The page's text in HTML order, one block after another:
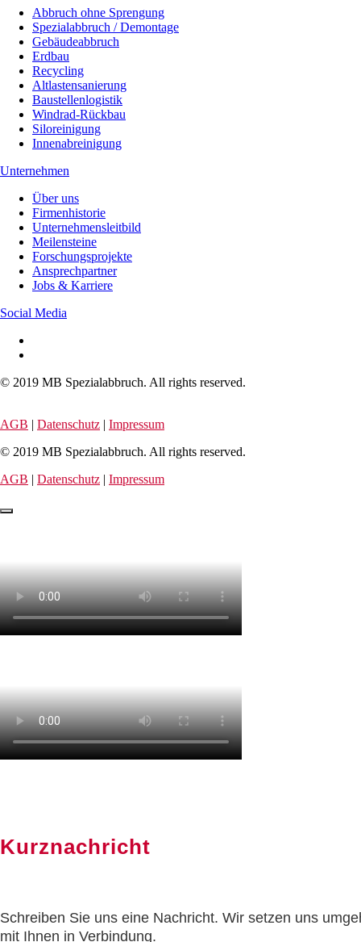
Abbruch ohne Sprengung
Spezialabbruch / Demontage
Gebäudeabbruch
Erdbau
Recycling
Altlastensanierung
Baustellenlogistik
Windrad-Rückbau
Siloreinigung
Innenabreinigung
Unternehmen
Über uns
Firmenhistorie
Unternehmensleitbild
Meilensteine
Forschungsprojekte
Ansprechpartner
Jobs & Karriere
Social Media
© 2019 MB Spezialabbruch. All rights reserved.
AGB | Datenschutz | Impressum
© 2019 MB Spezialabbruch. All rights reserved.
AGB | Datenschutz | Impressum
Kurznachricht
Schreiben Sie uns eine Nachricht. Wir setzen uns
mit Ihnen in Verbindung.